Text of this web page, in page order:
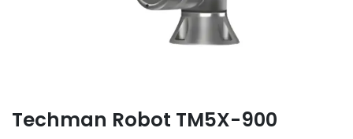
Techman Robot TM5X-900